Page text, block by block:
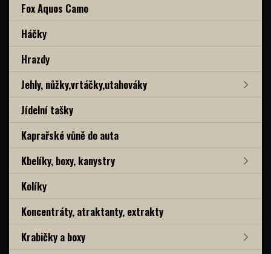
Fox Aquos Camo
Háčky
Hrazdy
Jehly, nůžky,vrtáčky,utahováky
Jídelní tašky
Kaprařské vůně do auta
Kbelíky, boxy, kanystry
Kolíky
Koncentráty, atraktanty, extrakty
Krabičky a boxy